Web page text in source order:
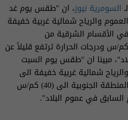
السومرية نيوز، ان "طقس يوم غد
والرياح شمالية غربية خفيفة
الأقسام الشرقية من
(40) كم/س ودرجات الحرارة ترتفع قليلاً عن
مبينا ان "طقس يوم السبت
شمالية غربية خفيفة الى
معتدلة السرعة تنشط في المنطقة الجنوبية الى (40) كم/س
السابق في عموم البلاد".